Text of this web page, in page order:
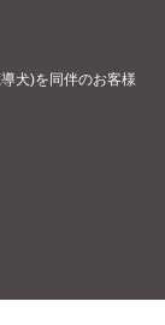
犬)を同伴のお客様